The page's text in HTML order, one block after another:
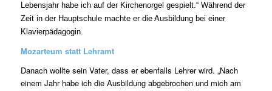
Lebensjahr habe ich auf der Kirchenorgel gespielt.“ Während der
Zeit in der Hauptschule machte er die Ausbildung bei einer
Klavierpädagogin.
Mozarteum statt Lehramt
Danach wollte sein Vater, dass er ebenfalls Lehrer wird. „Nach
einem Jahr habe ich die Ausbildung abgebrochen und mich am